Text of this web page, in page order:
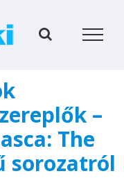
–
The
sorozatról